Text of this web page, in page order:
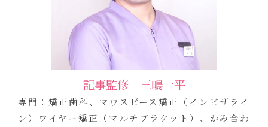
記事監修 三嶋一平
専門：矯正歯科、マウスピース矯正（インビザライ
ン）ワイヤー矯正（マルチブラケット）、かみ合わ